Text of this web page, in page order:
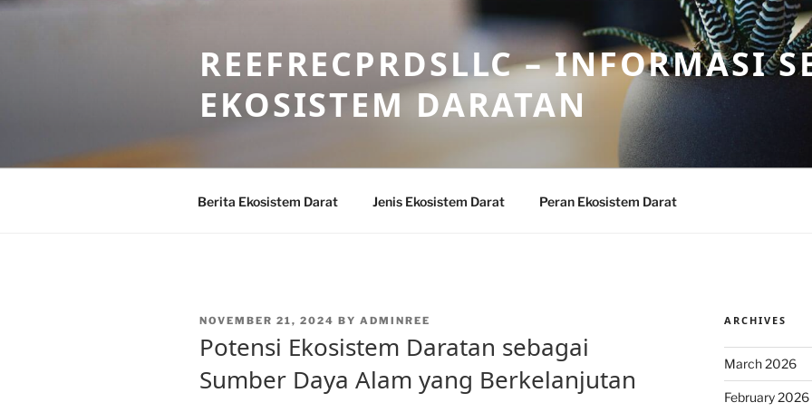
Skip
REEFRECPRDSLLC – INFORMASI
EKOSISTEM DARATAN
Berita Ekosistem Darat Jenis Ekosistem Darat Peran Ekosistem Darat
POSTED
NOVEMBER 21, 2024 BY ADMINREE
Potensi Ekosistem Daratan sebagai
Sumber Daya Alam yang Berkelanjutan
ARCHIVES
March 2026
February 2026